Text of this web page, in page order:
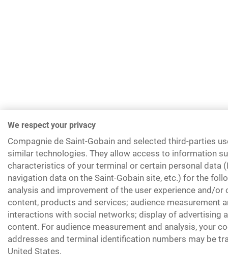
We respect your privacy
Compagnie de Saint-Gobain and selected third-parties
similar technologies. They allow access to information
characteristics of your terminal or certain personal data
navigation data on the Saint-Gobain site, etc.) for the
analysis and improvement of the user experience and/or
content, products and services; audience measurement
interactions with social networks; display of advertising
content. For audience measurement and analysis, your
addresses and terminal identification numbers may be
United States.